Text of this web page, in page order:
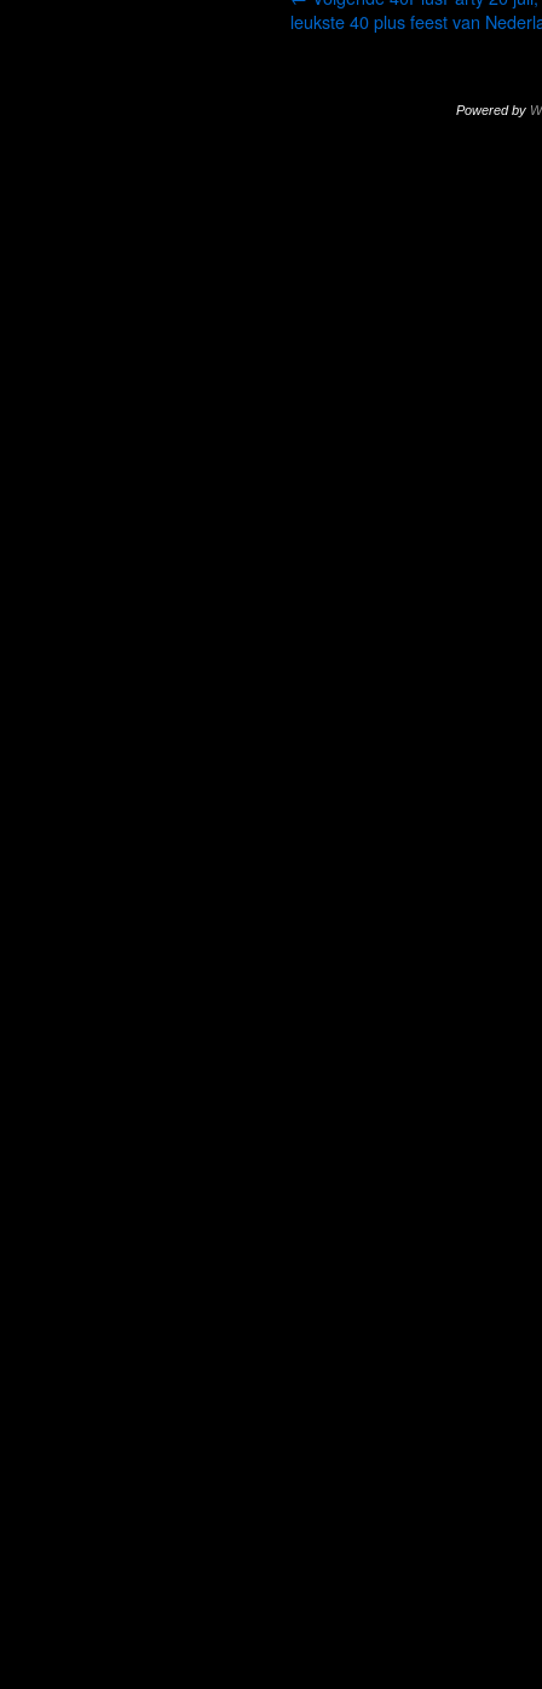
leukste 40 plus feest van
Powered by